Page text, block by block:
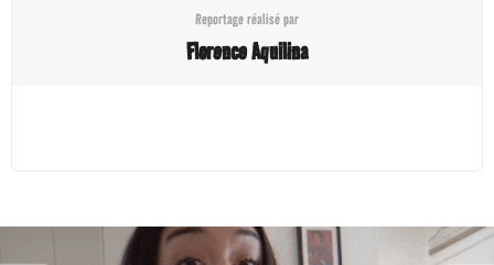
Reportage réalisé par
Florence Aquilina